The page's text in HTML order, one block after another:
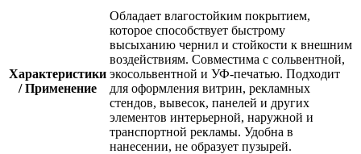
Характеристики
/ Применение
Обладает влагостойким покрытием,
которое способствует быстрому
высыханию чернил и стойкости к внешним
воздействиям. Совместима с сольвентной,
экосольвентной и УФ-печатью. Подходит
для оформления витрин, рекламных
стендов, вывесок, панелей и других
элементов интерьерной, наружной и
транспортной рекламы. Удобна в
нанесении, не образует пузырей.